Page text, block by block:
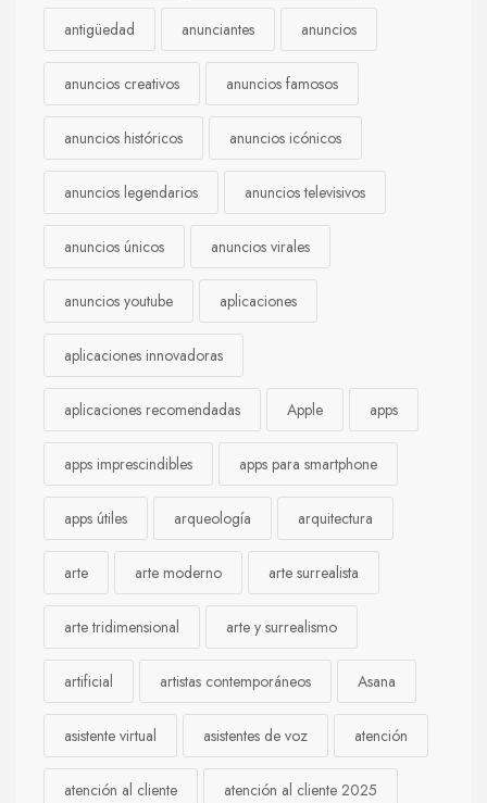
antigüedad anunciantes anuncios
anuncios creativos anuncios famosos
anuncios históricos anuncios icónicos
anuncios legendarios anuncios televisivos
anuncios únicos anuncios virales
anuncios youtube aplicaciones
aplicaciones innovadoras
aplicaciones recomendadas Apple apps
apps imprescindibles apps para smartphone
apps útiles arqueología arquitectura
arte arte moderno arte surrealista
arte tridimensional arte y surrealismo
artificial artistas contemporáneos Asana
asistente virtual asistentes de voz atención
atención al cliente atención al cliente 2025